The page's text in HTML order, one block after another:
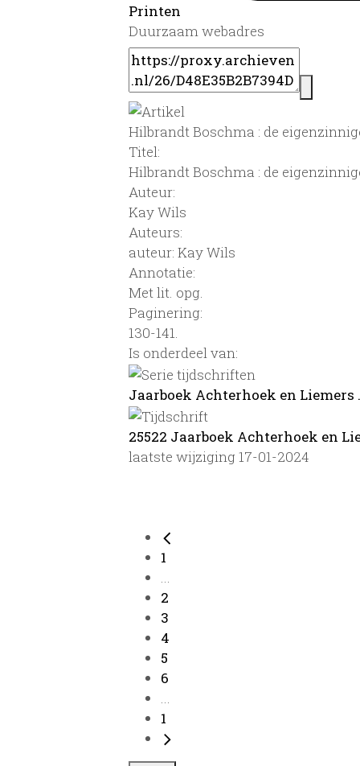
Printen
Duurzaam webadres
Hilbrandt Boschma : de
Titel:
Hilbrandt Boschma : de
Auteur:
Kay Wils
Auteurs:
auteur: Kay Wils
Annotatie:
Met lit. opg.
Paginering:
130-141.
Is onderdeel van:
Jaarboek Achterhoek en Liemers
25522 Jaarboek Achterhoek en
laatste wijziging 17-01-2024
1
...
2
3
4
5
6
...
1